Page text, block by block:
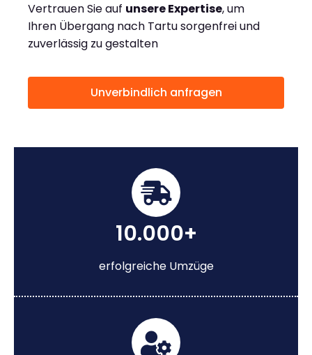
Vertrauen Sie auf unsere Expertise, um
Ihren Übergang nach Tartu sorgenfrei und
zuverlässig zu gestalten
Unverbindlich anfragen
10.000+
erfolgreiche Umzüge